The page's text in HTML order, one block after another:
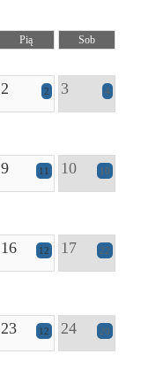
Pią
Sob
2 2 3 4
9 11 10 10
16 12 17 22
23 12 24 20